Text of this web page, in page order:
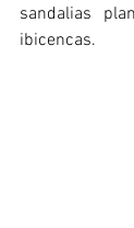
sandalias
ibicencas.